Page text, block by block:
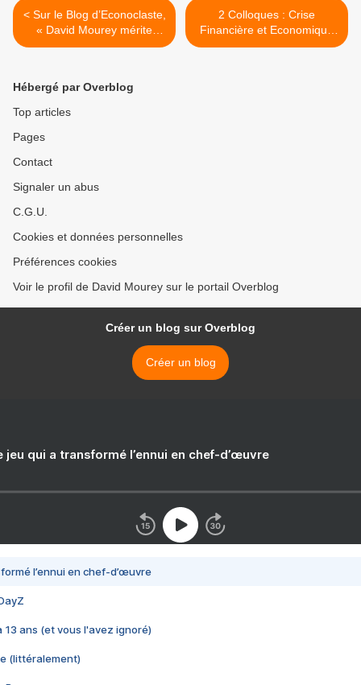
< Sur le Blog d’Econoclaste,
« David Mourey mérite
d'être lu et médité »
2 Colloques : Crise
Financière et Economique
au Palais du Luxembourg >
Hébergé par Overblog
Top articles
Pages
Contact
Signaler un abus
C.G.U.
Cookies et données personnelles
Préférences cookies
Voir le profil de David Mourey sur le portail Overblog
Créer un blog sur Overblog
Créer un blog
jeu qui a transformé l’ennui en chef-d’œuvre
l’ennui en chef-d’œuvre
13 ans (et vous l'avez ignoré)
(littéralement)